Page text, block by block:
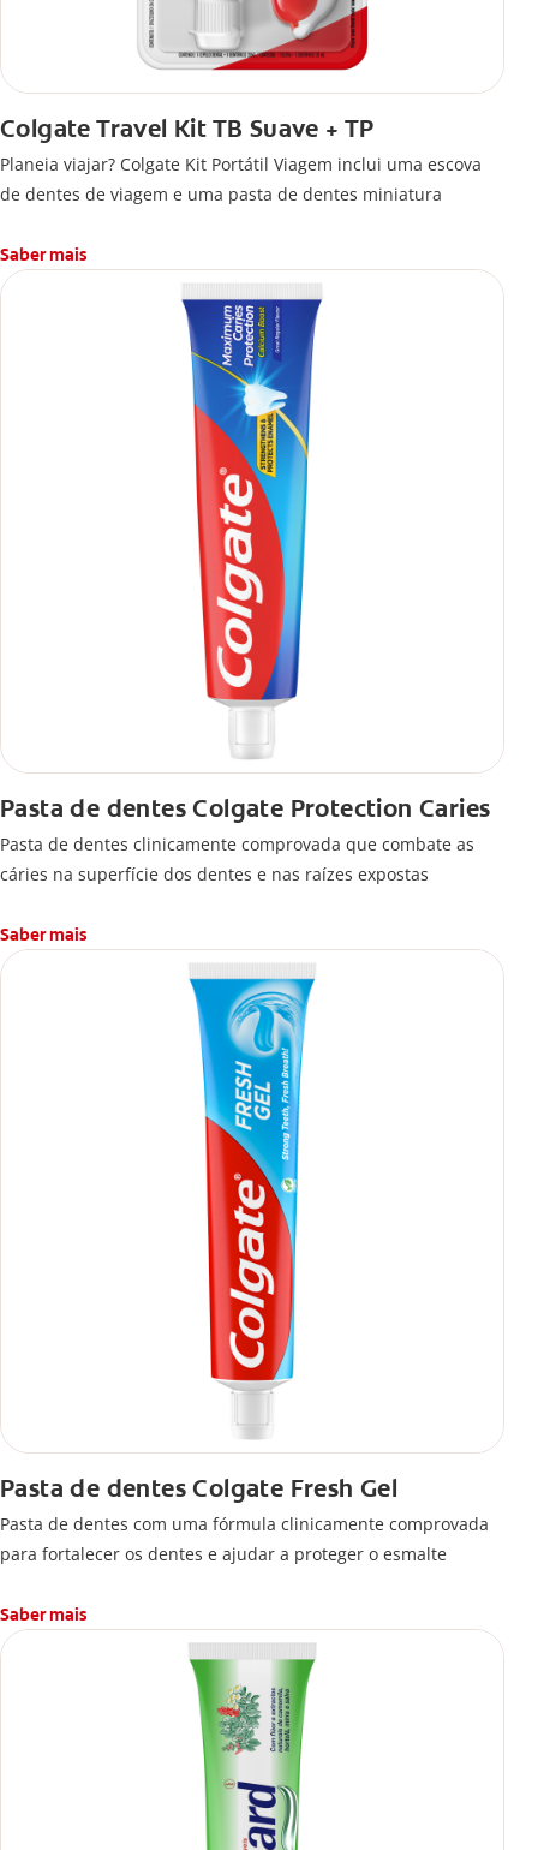
Colgate Travel Kit TB Suave + TP
Planeia viajar? Colgate Kit Portátil Viagem inclui uma escova
de dentes de viagem e uma pasta de dentes miniatura
Saber mais
Pasta de dentes Colgate Protection Caries
Pasta de dentes clinicamente comprovada que combate as
cáries na superfície dos dentes e nas raízes expostas
Saber mais
Pasta de dentes Colgate Fresh Gel
Pasta de dentes com uma fórmula clinicamente comprovada
para fortalecer os dentes e ajudar a proteger o esmalte
Saber mais